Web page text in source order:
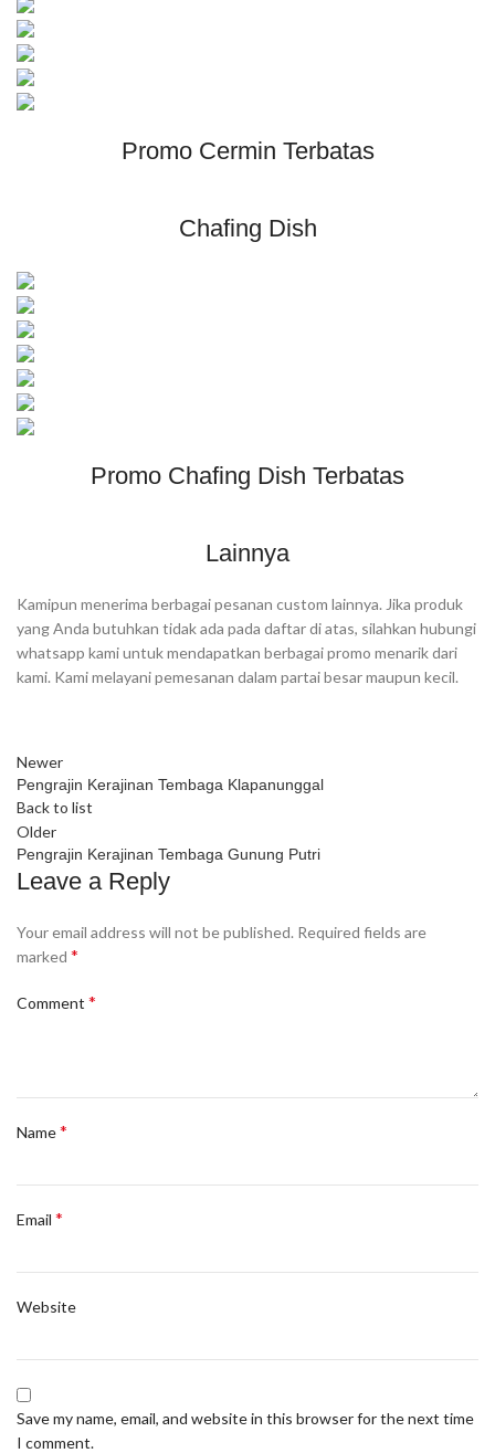
Promo Cermin Terbatas
Chafing Dish
Promo Chafing Dish Terbatas
Lainnya
Kamipun menerima berbagai pesanan custom lainnya. Jika produk
yang Anda butuhkan tidak ada pada daftar di atas, silahkan hubungi
whatsapp kami untuk mendapatkan berbagai promo menarik dari
kami. Kami melayani pemesanan dalam partai besar maupun kecil.
Newer
Pengrajin Kerajinan Tembaga Klapanunggal
Back to list
Older
Pengrajin Kerajinan Tembaga Gunung Putri
Leave a Reply
Your email address will not be published. Required fields are
marked *
Comment *
Name*
Email *
Website
Save my name, email, and website in this browser for the next time
I comment.